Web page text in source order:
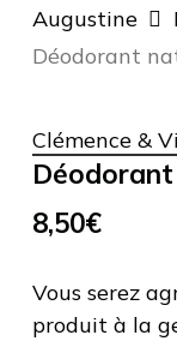
Augustine
Déodorant
Clémence &
8,50€
Vous serez
produit à la